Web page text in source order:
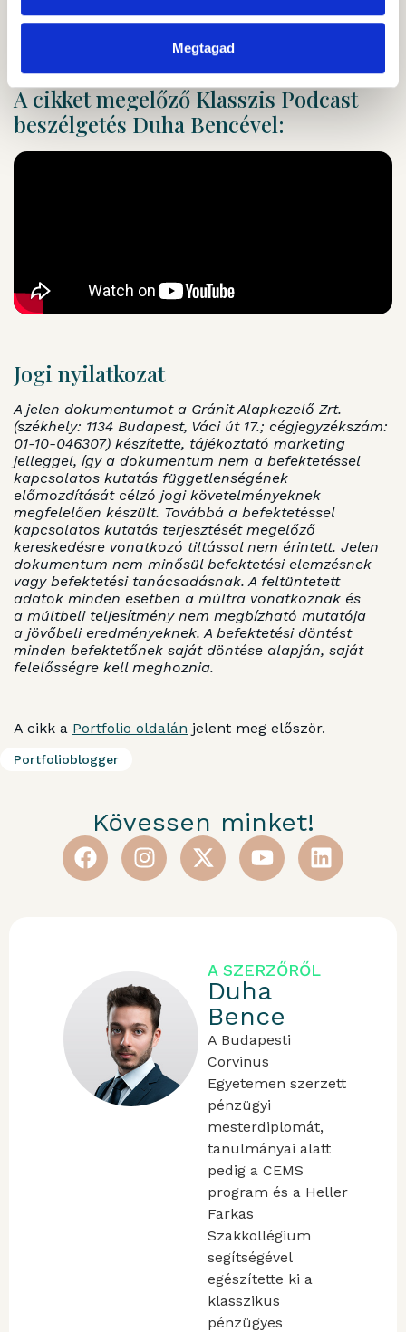
Megtagad
A cikket megelőző Klasszis Podcast
beszélgetés Duha Bencével:
Jogi nyilatkozat
A jelen dokumentumot a Gránit Alapkezelő Zrt.
(székhely: 1134 Budapest, Váci út 17.; cégjegyzékszám:
01-10-046307) készítette, tájékoztató marketing
jelleggel, így a dokumentum nem a befektetéssel
kapcsolatos kutatás függetlenségének
előmozdítását célzó jogi követelményeknek
megfelelően készült. Továbbá a befektetéssel
kapcsolatos kutatás terjesztését megelőző
kereskedésre vonatkozó tiltással nem érintett. Jelen
dokumentum nem minősül befektetési elemzésnek
vagy befektetési tanácsadásnak. A feltüntetett
adatok minden esetben a múltra vonatkoznak és
a múltbeli teljesítmény nem megbízható mutatója
a jövőbeli eredményeknek. A befektetési döntést
minden befektetőnek saját döntése alapján, saját
felelősségre kell meghoznia.
A cikk a Portfolio oldalán jelent meg először.
Portfolioblogger
Kövessen minket!
A SZERZŐRŐL
Duha
Bence
A Budapesti
Corvinus
Egyetemen szerzett
pénzügyi
mesterdiplomát,
tanulmányai alatt
pedig a CEMS
program és a Heller
Farkas
Szakkollégium
segítségével
egészítette ki a
klasszikus
pénzügyes